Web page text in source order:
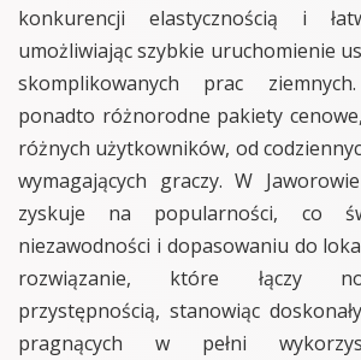
konkurencji elastycznością i
umożliwiając szybkie uruchomienie
skomplikowanych prac
ponadto różnorodne pakiety
różnych użytkowników, od
wymagających graczy. W
zyskuje na popularności, co
niezawodności i dopasowaniu do
rozwiązanie, które łączy
przystępnością, stanowiąc
pragnących w pełni